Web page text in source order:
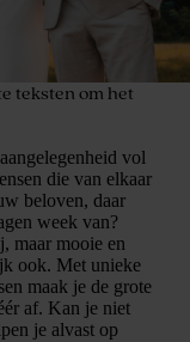
teksten om het
vol
die van elkaar
beloven, daar
week van?
maar mooie en
ook. Met unieke
maak je de grote
af. Kan je niet
je alvast op